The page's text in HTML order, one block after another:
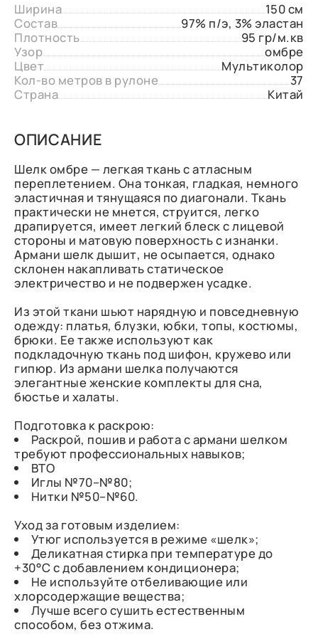
Ширина
150 см
Состав
97% п/э, 3% эластан
Плотность
95 гр/м.кв
Узор
омбре
Цвет
Мультиколор
Кол-во метров в рулоне
37
Страна
Китай
ОПИСАНИЕ
Шелк омбре — легкая ткань с атласным
переплетением. Она тонкая, гладкая, немного
эластичная и тянущаяся по диагонали. Ткань
практически не мнется, струится, легко
драпируется, имеет легкий блеск с лицевой
стороны и матовую поверхность с изнанки.
Армани шелк дышит, не осыпается, однако
склонен накапливать статическое
электричество и не подвержен усадке.
Из этой ткани шьют нарядную и повседневную
одежду: платья, блузки, юбки, топы, костюмы,
брюки. Ее также используют как
подкладочную ткань под шифон, кружево или
гипюр. Из армани шелка получаются
элегантные женские комплекты для сна,
бюстье и халаты.
Подготовка к раскрою:
Раскрой, пошив и работа с армани шелком
требуют профессиональных навыков;
ВТО
Иглы №70–№80;
Нитки №50–№60.
Уход за готовым изделием:
Утюг используется в режиме «шелк»;
Деликатная стирка при температуре до
+30°C с добавлением кондиционера;
Не используйте отбеливающие или
хлорсодержащие вещества;
Лучше всего сушить естественным
способом, без отжима.